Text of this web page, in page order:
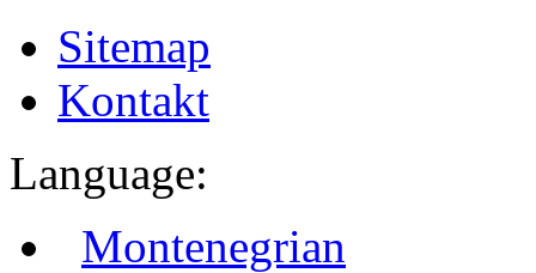
Sitemap
Kontakt
Language:
Montenegrian